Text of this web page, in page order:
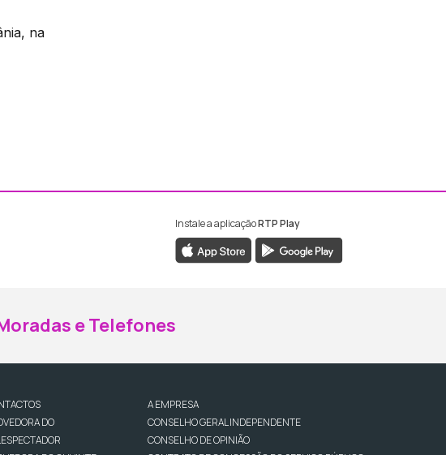
na
ao Facebook da RTP Madeira
ao Instagram da RTP Madeira
Instale a aplicaçãoRTP Play
e Telefones
DO
A EMPRESA
CONSELHO GERAL INDEPENDENTE
CONSELHO DE OPINIÃO